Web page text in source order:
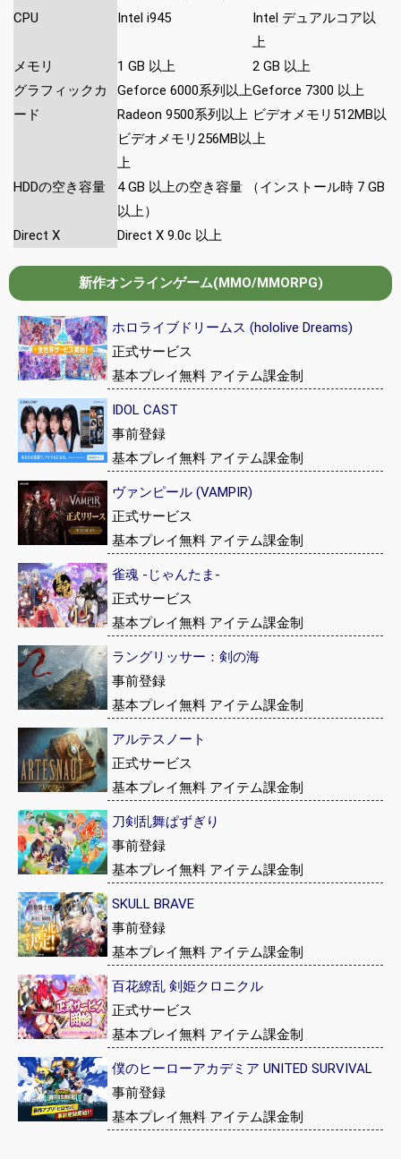
CPU
Intel i945
Intel デュアルコア以
上
メモリ
1 GB 以上
2 GB 以上
グラフィックカ
ード
Geforce 6000系列以上
Radeon 9500系列以上
ビデオメモリ256MB以
上
Geforce 7300 以上
ビデオメモリ512MB以
上
HDDの空き容量
4 GB 以上の空き容量 （インストール時 7 GB
以上）
Direct X
Direct X 9.0c 以上
新作オンラインゲーム(MMO/MMORPG)
ホロライブドリームス (hololive Dreams)
正式サービス
基本プレイ無料 アイテム課金制
IDOL CAST
事前登録
基本プレイ無料 アイテム課金制
ヴァンピール (VAMPIR)
正式サービス
基本プレイ無料 アイテム課金制
雀魂 -じゃんたま-
正式サービス
基本プレイ無料 アイテム課金制
ラングリッサー：剣の海
事前登録
基本プレイ無料 アイテム課金制
アルテスノート
正式サービス
基本プレイ無料 アイテム課金制
刀剣乱舞ぱずぎり
事前登録
基本プレイ無料 アイテム課金制
SKULL BRAVE
事前登録
基本プレイ無料 アイテム課金制
百花繚乱 剣姫クロニクル
正式サービス
基本プレイ無料 アイテム課金制
僕のヒーローアカデミア UNITED SURVIVAL
事前登録
基本プレイ無料 アイテム課金制